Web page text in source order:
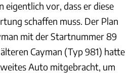
eigentlich vor, dass er diese
schaffen muss. Der Plan
mit der Startnummer 89
Cayman (Typ 981) hatte
Auto mitgebracht, um